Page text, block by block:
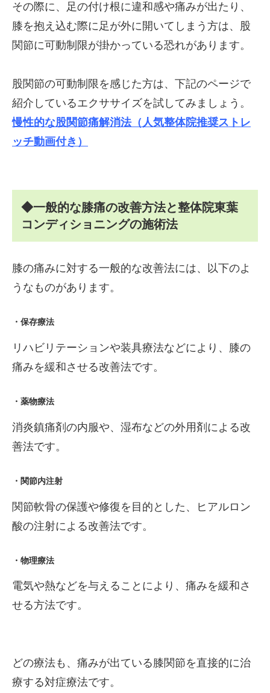
その際に、足の付け根に違和感や痛みが出たり、
膝を抱え込む際に足が外に開いてしまう方は、股
関節に可動制限が掛かっている恐れがあります。
股関節の可動制限を感じた方は、下記のページで
紹介しているエクササイズを試してみましょう。
慢性的な股関節痛解消法（人気整体院推奨ストレ
ッチ動画付き）
◆一般的な膝痛の改善方法と整体院東葉
コンディショニングの施術法
膝の痛みに対する一般的な改善法には、以下のよ
うなものがあります。
・保存療法
リハビリテーションや装具療法などにより、膝の
痛みを緩和させる改善法です。
・薬物療法
消炎鎮痛剤の内服や、湿布などの外用剤による改
善法です。
・関節内注射
関節軟骨の保護や修復を目的とした、ヒアルロン
酸の注射による改善法です。
・物理療法
電気や熱などを与えることにより、痛みを緩和さ
せる方法です。
どの療法も、痛みが出ている膝関節を直接的に治
療する対症療法です。